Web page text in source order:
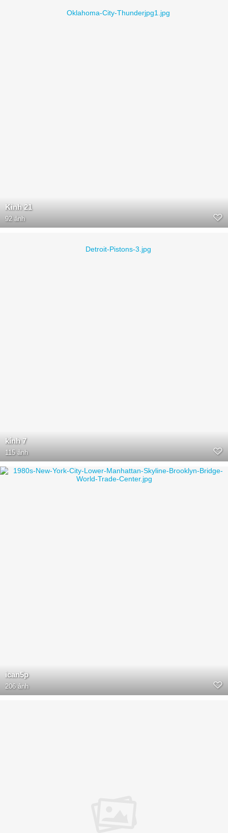
Kinh 21
92 ảnh
kính 7
115 ảnh
ican5p
206 ảnh